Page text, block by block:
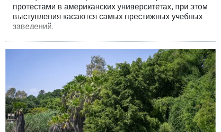
протестами в американских университетах, при этом
выступления касаются самых престижных учебных
заведений.